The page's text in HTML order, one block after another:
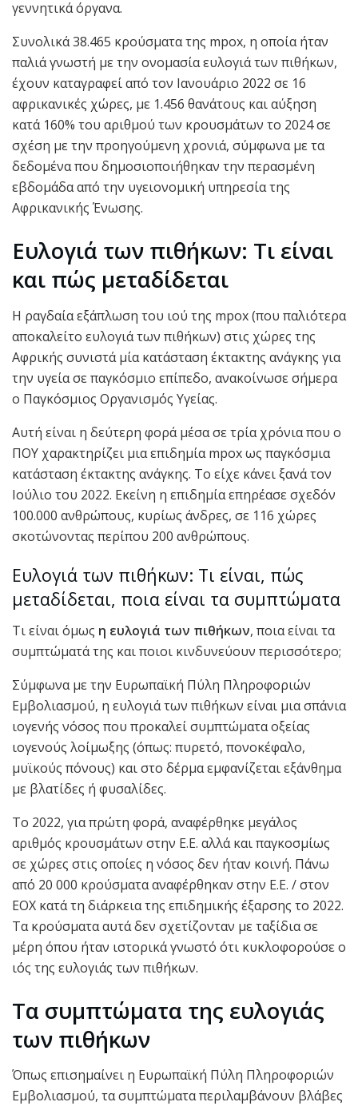
γεννητικά όργανα.
Συνολικά 38.465 κρούσματα της mpox, η οποία ήταν
παλιά γνωστή με την ονομασία ευλογιά των πιθήκων,
έχουν καταγραφεί από τον Ιανουάριο 2022 σε 16
αφρικανικές χώρες, με 1.456 θανάτους και αύξηση
κατά 160% του αριθμού των κρουσμάτων το 2024 σε
σχέση με την προηγούμενη χρονιά, σύμφωνα με τα
δεδομένα που δημοσιοποιήθηκαν την περασμένη
εβδομάδα από την υγειονομική υπηρεσία της
Αφρικανικής Ένωσης.
Ευλογιά των πιθήκων: Τι είναι
και πώς μεταδίδεται
Η ραγδαία εξάπλωση του ιού της mpox (που παλιότερα
αποκαλείτο ευλογιά των πιθήκων) στις χώρες της
Αφρικής συνιστά μία κατάσταση έκτακτης ανάγκης για
την υγεία σε παγκόσμιο επίπεδο, ανακοίνωσε σήμερα
ο Παγκόσμιος Οργανισμός Υγείας.
Αυτή είναι η δεύτερη φορά μέσα σε τρία χρόνια που ο
ΠΟΥ χαρακτηρίζει μια επιδημία mpox ως παγκόσμια
κατάσταση έκτακτης ανάγκης. Το είχε κάνει ξανά τον
Ιούλιο του 2022. Εκείνη η επιδημία επηρέασε σχεδόν
100.000 ανθρώπους, κυρίως άνδρες, σε 116 χώρες
σκοτώνοντας περίπου 200 ανθρώπους.
Ευλογιά των πιθήκων: Τι είναι, πώς
μεταδίδεται, ποια είναι τα συμπτώματα
Τι είναι όμως η ευλογιά των πιθήκων, ποια είναι τα
συμπτώματά της και ποιοι κινδυνεύουν περισσότερο;
Σύμφωνα με την Ευρωπαϊκή Πύλη Πληροφοριών
Εμβολιασμού, η ευλογιά των πιθήκων είναι μια σπάνια
ιογενής νόσος που προκαλεί συμπτώματα οξείας
ιογενούς λοίμωξης (όπως: πυρετό, πονοκέφαλο,
μυϊκούς πόνους) και στο δέρμα εμφανίζεται εξάνθημα
με βλατίδες ή φυσαλίδες.
Το 2022, για πρώτη φορά, αναφέρθηκε μεγάλος
αριθμός κρουσμάτων στην Ε.Ε. αλλά και παγκοσμίως
σε χώρες στις οποίες η νόσος δεν ήταν κοινή. Πάνω
από 20 000 κρούσματα αναφέρθηκαν στην Ε.Ε. / στον
ΕΟΧ κατά τη διάρκεια της επιδημικής έξαρσης το 2022.
Τα κρούσματα αυτά δεν σχετίζονταν με ταξίδια σε
μέρη όπου ήταν ιστορικά γνωστό ότι κυκλοφορούσε ο
ιός της ευλογιάς των πιθήκων.
Τα συμπτώματα της ευλογιάς
των πιθήκων
Όπως επισημαίνει η Ευρωπαϊκή Πύλη Πληροφοριών
Εμβολιασμού, τα συμπτώματα περιλαμβάνουν βλάβες